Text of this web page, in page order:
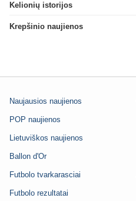
Kelionių istorijos
Krepšinio naujienos
Naujausios naujienos
POP naujienos
Lietuviškos naujienos
Ballon d'Or
Futbolo tvarkarasciai
Futbolo rezultatai